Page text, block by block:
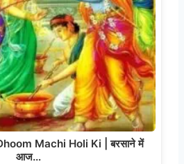
Machi Holi Ki | बरसाने में
आज…